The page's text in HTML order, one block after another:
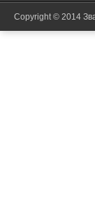
Copyright © 2014